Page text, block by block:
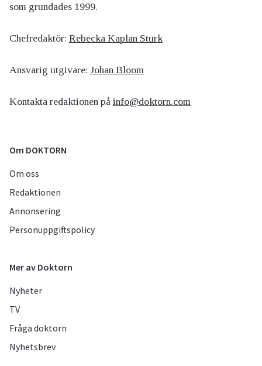
som grundades 1999.
Chefredaktör: Rebecka Kaplan Sturk
Ansvarig utgivare: Johan Bloom
Kontakta redaktionen på info@doktorn.com
Om DOKTORN
Om oss
Redaktionen
Annonsering
Personuppgiftspolicy
Mer av Doktorn
Nyheter
TV
Fråga doktorn
Nyhetsbrev